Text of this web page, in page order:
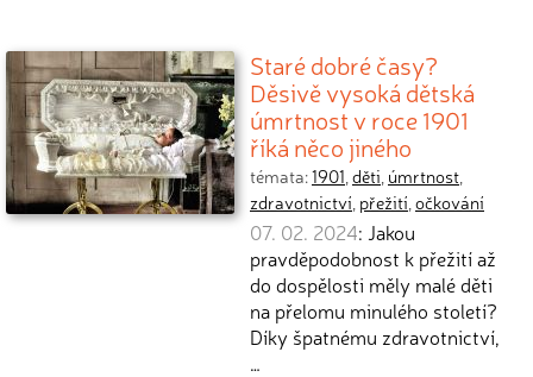
Staré dobré časy?
Děsivě vysoká dětská
úmrtnost v roce 1901
říká něco jiného
témata:1901,děti, úmrtnost,
zdravotnictví, přežití,očkování
07. 02. 2024: Jakou
pravděpodobnost k přežití až
do dospělosti měly malé děti
na přelomu minulého století?
Díky špatnému zdravotnictví,
…